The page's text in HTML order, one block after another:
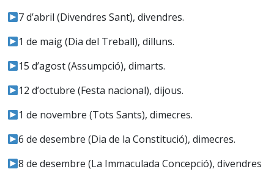
7 d’abril (Divendres Sant), divendres.
1 de maig (Dia del Treball), dilluns.
15 d’agost (Assumpció), dimarts.
12 d’octubre (Festa nacional), dijous.
1 de novembre (Tots Sants), dimecres.
6 de desembre (Dia de la Constitució), dimecres.
8 de desembre (La Immaculada Concepció), divendres